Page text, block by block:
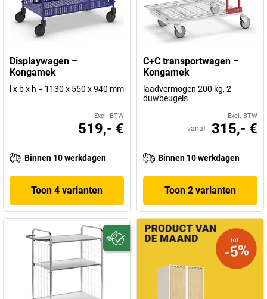
Displaywagen –
Kongamek
l x b x h = 1130 x 550 x 940 mm
Excl. BTW
519,- €
Binnen 10 werkdagen
Toon 4 varianten
C+C transportwagen –
Kongamek
laadvermogen 200 kg, 2
duwbeugels
Excl. BTW
vanaf 315,- €
Binnen 10 werkdagen
Toon 2 varianten